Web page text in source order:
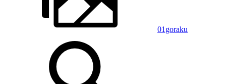
01goraku